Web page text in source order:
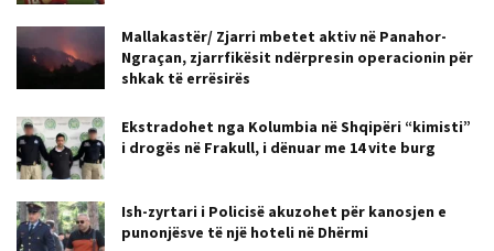
Mallakastër/ Zjarri mbetet aktiv në Panahor-
Ngraçan, zjarrfikësit ndërpresin operacionin për
shkak të errësirës
Ekstradohet nga Kolumbia në Shqipëri “kimisti”
i drogës në Frakull, i dënuar me 14 vite burg
Ish-zyrtari i Policisë akuzohet për kanosjen e
punonjësve të një hoteli në Dhërmi